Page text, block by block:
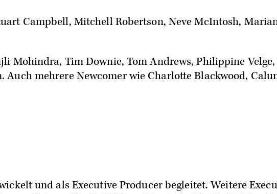
Campbell, Mitchell Robertson, Neve McIntosh,
Mohindra, Tim Downie, Tom Andrews, Philippine
Auch mehrere Newcomer wie Charlotte Blackwood,
und als Executive Producer begleitet. Weitere